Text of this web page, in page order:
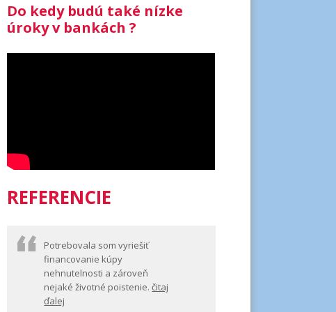
Do kedy budú také nízke
úroky v bankách ?
REFERENCIE
Potrebovala som vyriešiť
financovanie kúpy
nehnutelnosti a zároveň
nejaké životné poistenie.čitaj
ďalej